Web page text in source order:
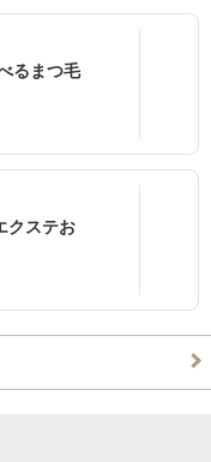
るまつ毛
クステお